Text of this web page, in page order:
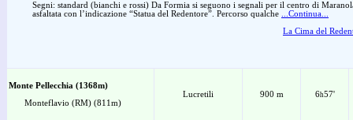
Segni: standard (bianchi e rossi) Da Formia si seguono i segnali per il centro di
asfaltata con l’indicazione “Statua del Redentore”. Percorso qualche
...Continua...
La Cima del
Monte Pellecchia (1368m)
Monteflavio (RM) (811m)
Lucretili 900 m 6h57'